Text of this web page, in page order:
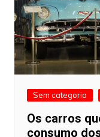
Sem categoria
Os carros
consumo